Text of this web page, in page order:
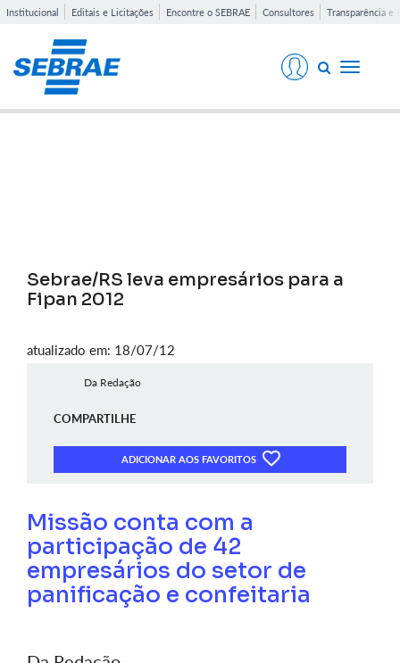
Institucional Editais e Licitações Encontre o SEBRAE Consultores Transparência e
Toggle
Sebrae/RS leva empresários para a
Fipan 2012
atualizado em: 18/07/12
Da Redação
COMPARTILHE
ADICIONAR AOS FAVORITOS
Missão conta com a
participação de 42
empresários do setor de
panificação e confeitaria